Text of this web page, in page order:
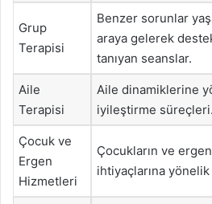
Grup
Terapisi
Benzer sorunlar
araya gelerek
tanıyan seanslar.
Aile
Terapisi
Aile dinamiklerine
iyileştirme süreçleri.
Çocuk ve
Ergen
Hizmetleri
Çocukların ve
ihtiyaçlarına